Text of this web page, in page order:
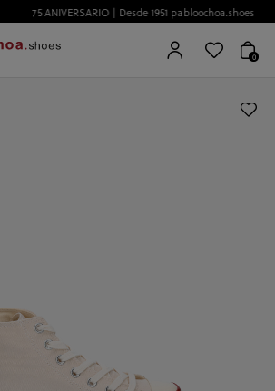
| Desde 1951 pabloochoa.shoes
0